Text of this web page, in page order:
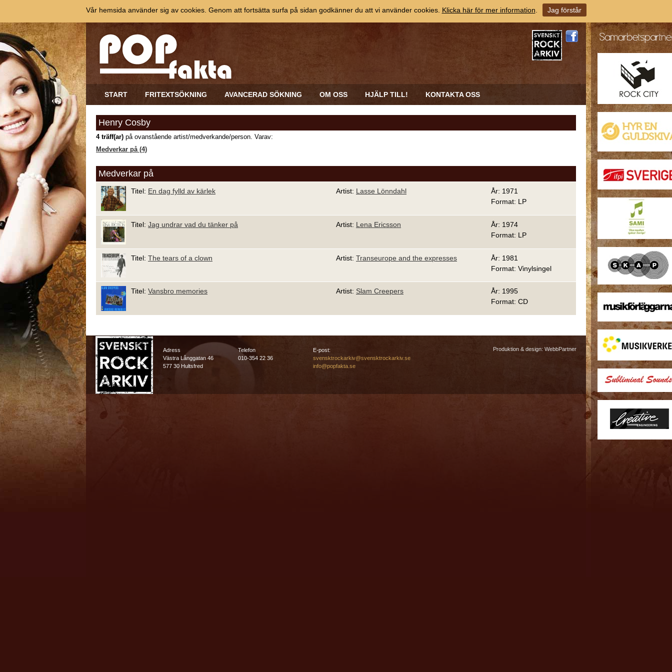
START FRITEXTSÖKNING AVANCERAD SÖKNING OM OSS HJÄLP TILL! KONTAKTA OSS
Henry Cosby
4 träff(ar) på ovanstående artist/medverkande/person. Varav:
Medverkar på (4)
Medverkar på
Titel: En dag fylld av kärlek Artist: Lasse Lönndahl
År: 1971
Format: LP
Titel: Jag undrar vad du tänker på Artist: Lena Ericsson
År: 1974
Format: LP
Titel: The tears of a clown Artist: Transeurope and the expresses
År: 1981
Format: Vinylsingel
Titel: Vansbro memories Artist: Slam Creepers
År: 1995
Format: CD
Adress
Västra Långgatan 46
577 30 Hultsfred
Telefon
010-354 22 36
E-post:
svensktrockarkiv@svensktrockarkiv.se
info@popfakta.se
Produktion & design: WebbPartner
Vår hemsida använder sig av cookies. Genom att fortsätta surfa på sidan godkänner du att vi använder cookies. Klicka här för mer information Jag förstår